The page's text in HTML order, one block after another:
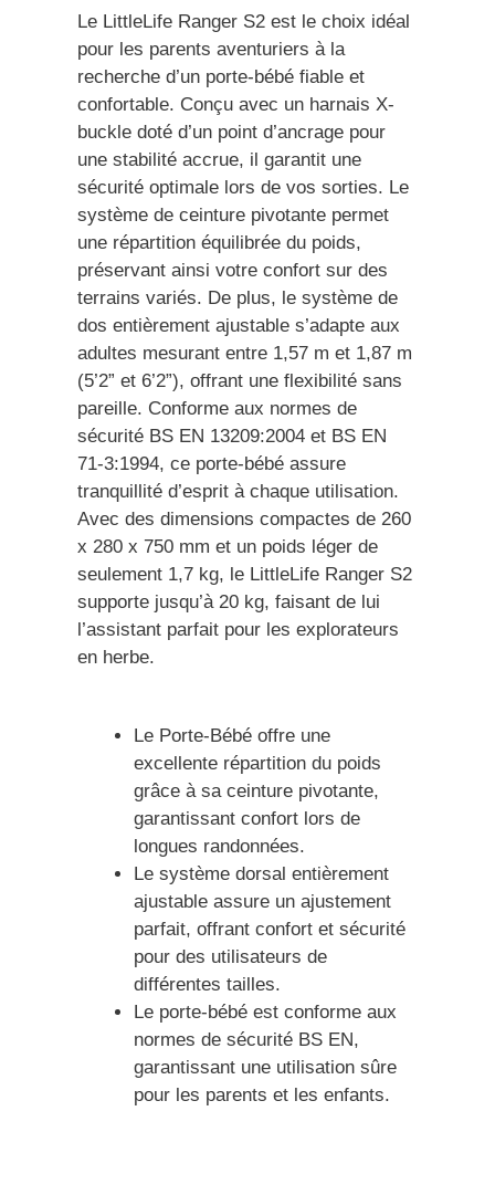
Le LittleLife Ranger S2 est le choix idéal
pour les parents aventuriers à la
recherche d’un porte-bébé fiable et
confortable. Conçu avec un harnais X-
buckle doté d’un point d’ancrage pour
une stabilité accrue, il garantit une
sécurité optimale lors de vos sorties. Le
système de ceinture pivotante permet
une répartition équilibrée du poids,
préservant ainsi votre confort sur des
terrains variés. De plus, le système de
dos entièrement ajustable s’adapte aux
adultes mesurant entre 1,57 m et 1,87 m
(5’2” et 6’2”), offrant une flexibilité sans
pareille. Conforme aux normes de
sécurité BS EN 13209:2004 et BS EN
71-3:1994, ce porte-bébé assure
tranquillité d’esprit à chaque utilisation.
Avec des dimensions compactes de 260
x 280 x 750 mm et un poids léger de
seulement 1,7 kg, le LittleLife Ranger S2
supporte jusqu’à 20 kg, faisant de lui
l’assistant parfait pour les explorateurs
en herbe.
Le Porte-Bébé offre une
excellente répartition du poids
grâce à sa ceinture pivotante,
garantissant confort lors de
longues randonnées.
Le système dorsal entièrement
ajustable assure un ajustement
parfait, offrant confort et sécurité
pour des utilisateurs de
différentes tailles.
Le porte-bébé est conforme aux
normes de sécurité BS EN,
garantissant une utilisation sûre
pour les parents et les enfants.